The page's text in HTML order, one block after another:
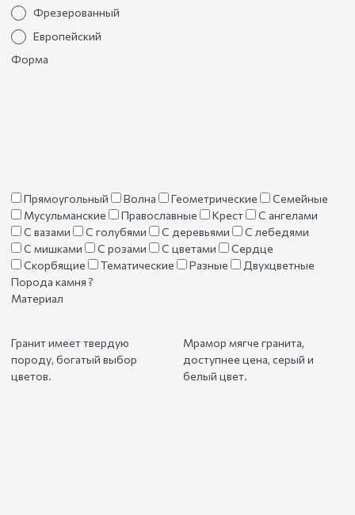
Фрезерованный
Европейский
Форма
Прямоугольный Волна Геометрические
Семейные
Мусульманские
Православные Крест
С ангелами
С вазами
С голубями С деревьями
С лебедями
С мишками
С розами С цветами
Сердце
Скорбящие
Тематические Разные
Двухцветные
Порода камня ?
Материал
Гранит имеет твердую
породу, богатый выбор
цветов.
Мрамор мягче гранита,
доступнее цена, серый и
белый цвет.